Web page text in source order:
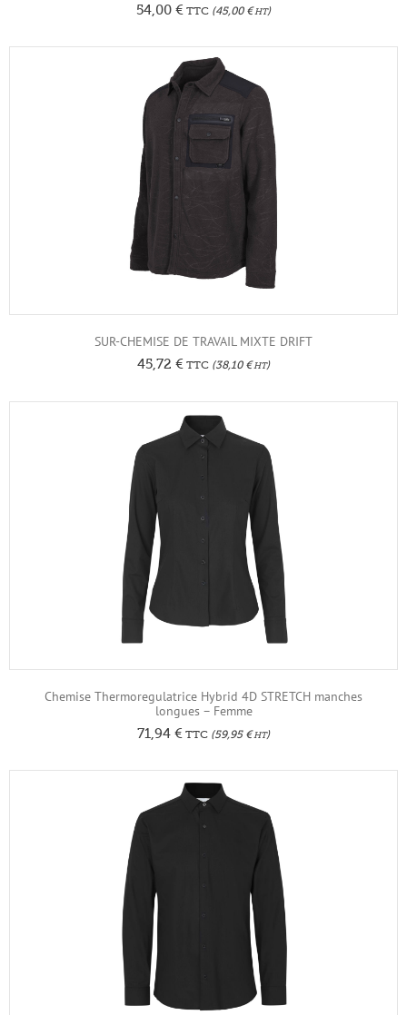
54,00 € TTC (45,00 €HT)
SUR-CHEMISE DE TRAVAIL MIXTE DRIFT
45,72 € TTC (38,10 €HT)
Chemise Thermoregulatrice Hybrid 4D STRETCH manches
longues – Femme
71,94 € TTC (59,95 €HT)